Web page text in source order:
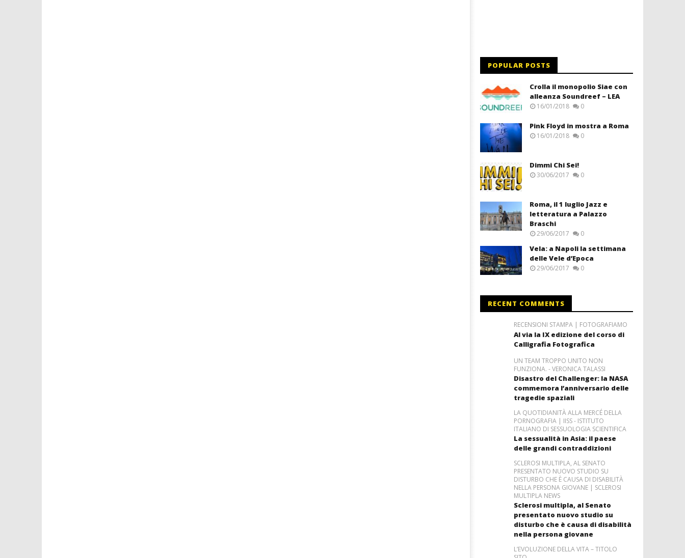
POPULAR POSTS
Crolla il monopolio Siae con
alleanza Soundreef – LEA
16/01/2018 0
Pink Floyd in mostra a Roma
16/01/2018 0
Dimmi Chi Sei!
30/06/2017 0
Roma, il 1 luglio Jazz e
letteratura a Palazzo
Braschi
29/06/2017 0
Vela: a Napoli la settimana
delle Vele d’Epoca
29/06/2017 0
RECENT COMMENTS
RECENSIONI STAMPA | FOTOGRAFIAMO
Al via la IX edizione del corso di
Calligrafia Fotografica
UN TEAM TROPPO UNITO NON
FUNZIONA. - VERONICA TALASSI
Disastro del Challenger: la NASA
commemora l’anniversario delle
tragedie spaziali
LA QUOTIDIANITÀ ALLA MERCÉ DELLA
PORNOGRAFIA | IISS - ISTITUTO
ITALIANO DI SESSUOLOGIA SCIENTIFICA
La sessualità in Asia: il paese
delle grandi contraddizioni
SCLEROSI MULTIPLA, AL SENATO
PRESENTATO NUOVO STUDIO SU
DISTURBO CHE È CAUSA DI DISABILITÀ
NELLA PERSONA GIOVANE | SCLEROSI
MULTIPLA NEWS
Sclerosi multipla, al Senato
presentato nuovo studio su
disturbo che è causa di disabilità
nella persona giovane
L’EVOLUZIONE DELLA VITA – TITOLO